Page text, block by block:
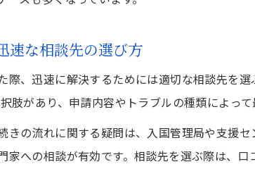
速な相談先の選び方
際、迅速に解決するためには適切な相談先を
肢があり、申請内容やトラブルの種類によって
きの流れに関する疑問は、入国管理局や支援
家への相談が有効です。相談先を選ぶ際は、